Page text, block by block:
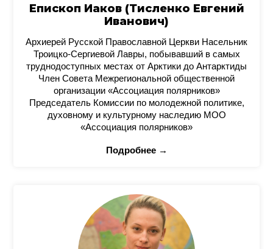
Епископ Иаков (Тисленко Евгений
Иванович)
Архиерей Русской Православной Церкви Насельник
Троицко-Сергиевой Лавры, побывавший в самых
труднодоступных местах от Арктики до Антарктиды
Член Совета Межрегиональной общественной
организации «Ассоциация полярников»
Председатель Комиссии по молодежной политике,
духовному и культурному наследию МОО
«Ассоциация полярников»
Подробнее →